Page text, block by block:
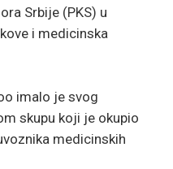
Srbije (PKS) u
i medicinska
imalo je svog
skupu koji je okupio
medicinskih